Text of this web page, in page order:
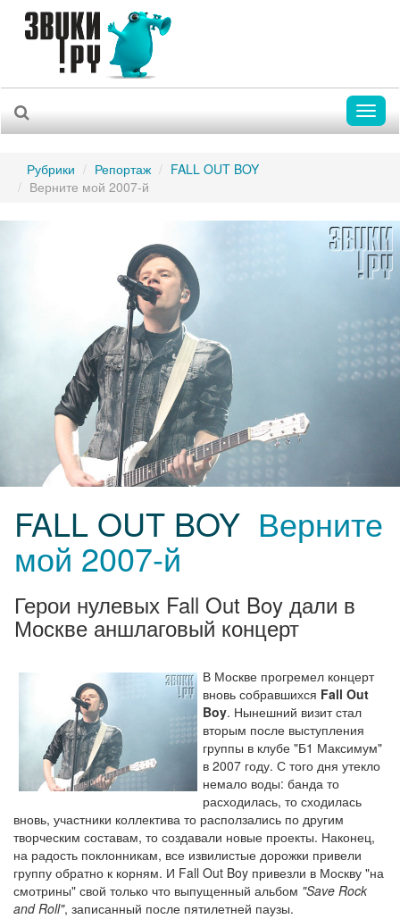
Рубрики Репортаж
FALL OUT BOY
Верните мой 2007-й
FALL OUT BOY Верните
мой 2007-й
Герои нулевых Fall Out Boy дали в
Москве аншлаговый концерт
В Москве прогремел концерт
вновь собравшихся Fall Out
Boy. Нынешний визит стал
вторым после выступления
группы в клубе "Б1 Максимум"
в 2007 году. С того дня утекло
немало воды: банда то
расходилась, то сходилась
вновь, участники коллектива то расползались по другим
творческим составам, то создавали новые проекты. Наконец,
на радость поклонникам, все извилистые дорожки привели
группу обратно к корням. И Fall Out Boy привезли в Москву "на
смотрины" свой только что выпущенный альбом "Save Rock
and Roll", записанный после пятилетней паузы.